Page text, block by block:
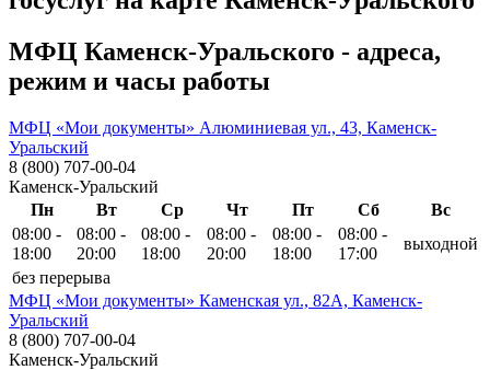
МФЦ Каменск-Уральского - адреса,
режим и часы работы
МФЦ «Мои документы» Алюминиевая ул., 43, Каменск-
Уральский
8 (800) 707-00-04
Каменск-Уральский
Пн
Вт Ср Чт Пт Сб
Вс
08:00 -
18:00
08:00 -
20:00
08:00 -
18:00
08:00 -
20:00
08:00 -
18:00
08:00 -
17:00
выходной
без перерыва
МФЦ «Мои документы» Каменская ул., 82А, Каменск-
Уральский
8 (800) 707-00-04
Каменск-Уральский